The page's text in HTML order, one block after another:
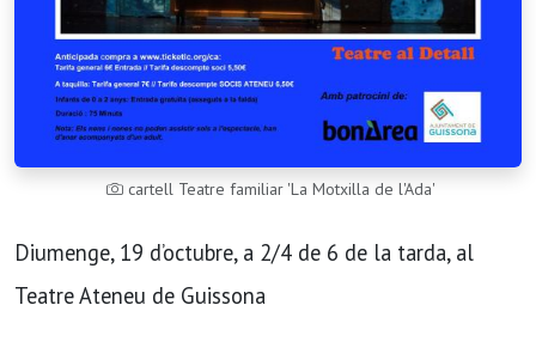
cartell Teatre familiar 'La Motxilla de l'Ada'
Diumenge, 19 d’octubre, a 2/4 de 6 de la tarda, al
Teatre Ateneu de Guissona